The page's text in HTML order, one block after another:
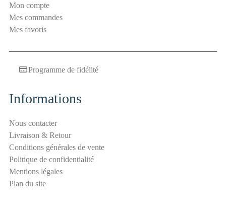
t
é
a
s
a
m
E
-
m
a
Mon compte
Mes commandes
Mes favoris
Programme de fidélité
Informations
Nous contacter
Livraison & Retour
Conditions générales de vente
Politique de confidentialité
Mentions légales
Plan du site